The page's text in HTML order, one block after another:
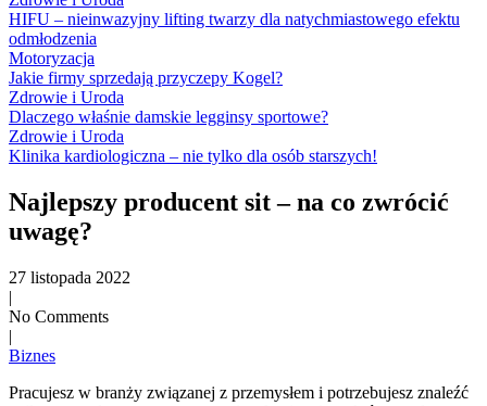
HIFU – nieinwazyjny lifting twarzy dla natychmiastowego efektu
odmłodzenia
Motoryzacja
Jakie firmy sprzedają przyczepy Kogel?
Zdrowie i Uroda
Dlaczego właśnie damskie legginsy sportowe?
Zdrowie i Uroda
Klinika kardiologiczna – nie tylko dla osób starszych!
Najlepszy producent sit – na co zwrócić
uwagę?
27 listopada 2022
|
No Comments
|
Biznes
Pracujesz w branży związanej z przemysłem i potrzebujesz znaleźć